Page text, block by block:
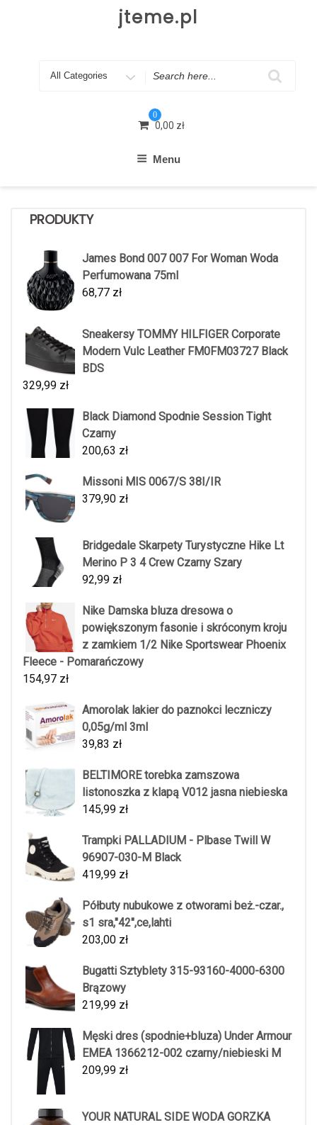
jteme.pl
Search
0
0,00 zł
Menu
PRODUKTY
James Bond 007 007 For Woman Woda
Perfumowana 75ml
68,77 zł
Sneakersy TOMMY HILFIGER Corporate
Modern Vulc Leather FM0FM03727 Black
BDS
329,99 zł
Black Diamond Spodnie Session Tight
Czarny
200,63 zł
Missoni MIS 0067/S 38I/IR
379,90 zł
Bridgedale Skarpety Turystyczne Hike Lt
Merino P 3 4 Crew Czarny Szary
92,99 zł
Nike Damska bluza dresowa o
powiększonym fasonie i skróconym kroju
z zamkiem 1/2 Nike Sportswear Phoenix
Fleece - Pomarańczowy
154,97 zł
Amorolak lakier do paznokci leczniczy
0,05g/ml 3ml
39,83 zł
BELTIMORE torebka zamszowa
listonoszka z klapą V012 jasna niebieska
145,99 zł
Trampki PALLADIUM - Plbase Twill W
96907-030-M Black
419,99 zł
Półbuty nubukowe z otworami beż.-czar.,
s1 sra,"42",ce,lahti
203,00 zł
Bugatti Sztyblety 315-93160-4000-6300
Brązowy
219,99 zł
Męski dres (spodnie+bluza) Under Armour
EMEA 1366212-002 czarny/niebieski M
209,99 zł
YOUR NATURAL SIDE WODA GORZKA